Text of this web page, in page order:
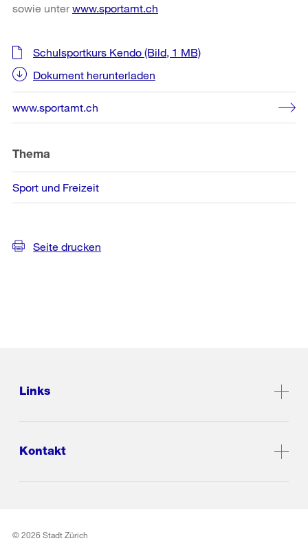
sowie unterwww.sportamt.ch
Weitere
Informationen
Schulsportkurs Kendo (Bild, 1 MB)
Dokument herunterladen
www.sportamt.ch
Thema
Sport und Freizeit
Seite drucken
Links
Kontakt
© 2026 Stadt Zürich